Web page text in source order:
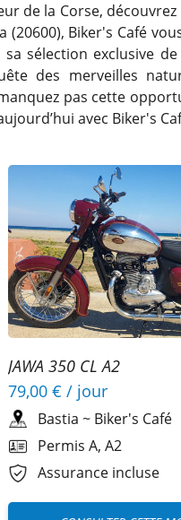
de la Corse, découvrez
(20600), Biker's Café
sélection exclusive de
des merveilles
pas cette
avec Biker's
JAWA 350 CL A2
79,00 € / jour
Bastia ~ Biker's Café
Permis A, A2
Assurance incluse